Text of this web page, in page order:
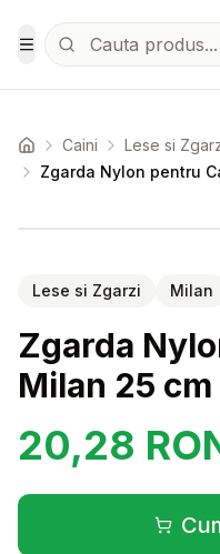
Sari la conținutul
Toggle Menu
Acasa Caini
Lese si
Zgarda Nylon pentru
Lese si Zgarzi Milan
Zgarda
Milan 25 cm
20,28